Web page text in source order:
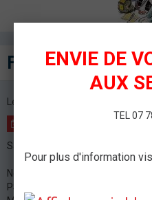
Formation PSC 4
Le 04/10/2015
Salle de formation de Devant-
Nous organisons une
PSC, le dimanche 4 octobre
ENVIE DE
AUX
TEL 07
Pour plus d'information